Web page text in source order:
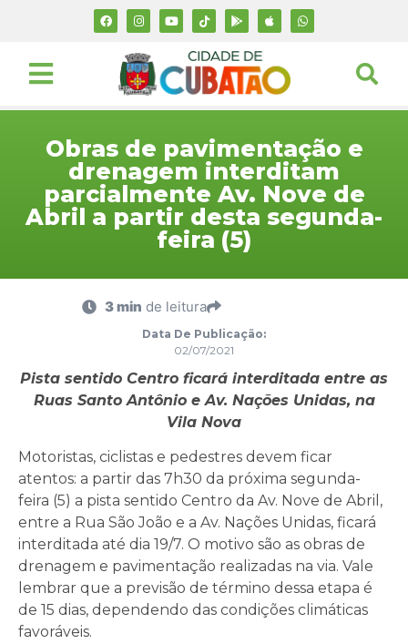
Obras de pavimentação e
drenagem interditam
parcialmente Av. Nove de
Abril a partir desta segunda-
feira (5)
3 min de leitura
Data De Publicação:
02/07/2021
Pista sentido Centro ficará interditada entre as
Ruas Santo Antônio e Av. Nações Unidas, na
Vila Nova
Motoristas, ciclistas e pedestres devem ficar
atentos: a partir das 7h30 da próxima segunda-
feira (5) a pista sentido Centro da Av. Nove de Abril,
entre a Rua São João e a Av. Nações Unidas, ficará
interditada até dia 19/7. O motivo são as obras de
drenagem e pavimentação realizadas na via. Vale
lembrar que a previsão de término dessa etapa é
de 15 dias, dependendo das condições climáticas
favoráveis.